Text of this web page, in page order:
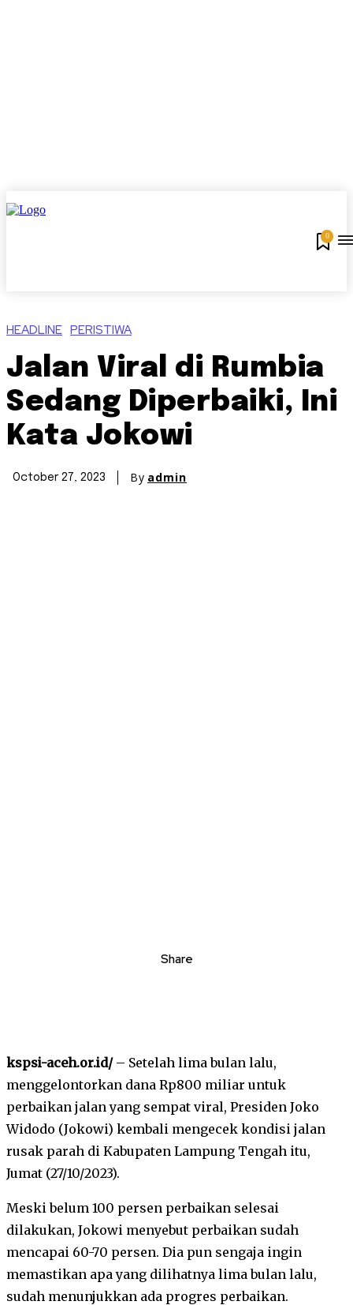
0
HEADLINE PERISTIWA
Jalan Viral di Rumbia
Sedang Diperbaiki, Ini
Kata Jokowi
October 27, 2023 By admin
Share
kspsi-aceh.or.id/– Setelah lima bulan lalu,
menggelontorkan dana Rp800 miliar untuk
perbaikan jalan yang sempat viral, Presiden Joko
Widodo (Jokowi) kembali mengecek kondisi jalan
rusak parah di Kabupaten Lampung Tengah itu,
Jumat (27/10/2023).
Meski belum 100 persen perbaikan selesai
dilakukan, Jokowi menyebut perbaikan sudah
mencapai 60-70 persen. Dia pun sengaja ingin
memastikan apa yang dilihatnya lima bulan lalu,
sudah menunjukkan ada progres perbaikan.